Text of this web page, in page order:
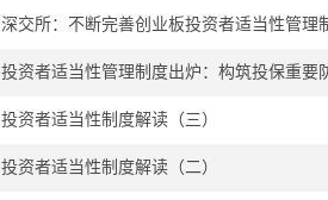
深交所：不断完善创业板投资者适当性管理
投资者适当性管理制度出炉：构筑投保重要
投资者适当性制度解读（三）
投资者适当性制度解读（二）